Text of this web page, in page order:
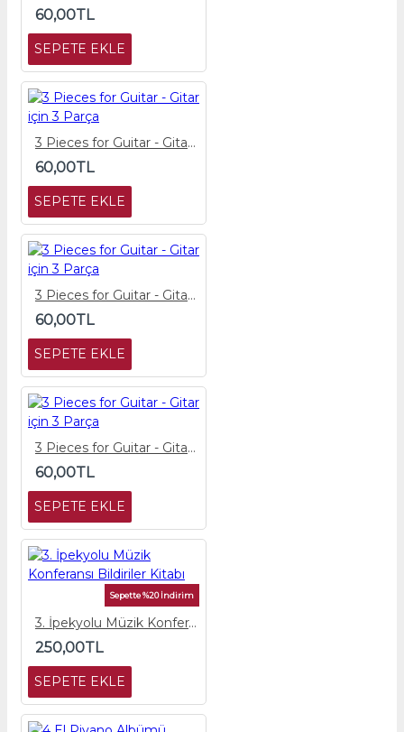
60,00TL
SEPETE EKLE
3 Pieces for Guitar - Gitar için 3 Parça
60,00TL
SEPETE EKLE
3 Pieces for Guitar - Gitar için 3 Parça
60,00TL
SEPETE EKLE
3 Pieces for Guitar - Gitar için 3 Parça
60,00TL
SEPETE EKLE
Sepette %20 İndirim
3. İpekyolu Müzik Konferansı Bildiriler Kitabı
250,00TL
SEPETE EKLE